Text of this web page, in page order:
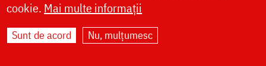
cookie. Mai multe informații
Sunt de acord Nu, mulțumesc